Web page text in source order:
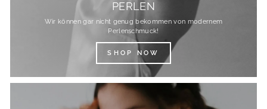
PERLEN
Wir können gar nicht genug bekommen von modernem
Perlenschmuck!
SHOP NOW